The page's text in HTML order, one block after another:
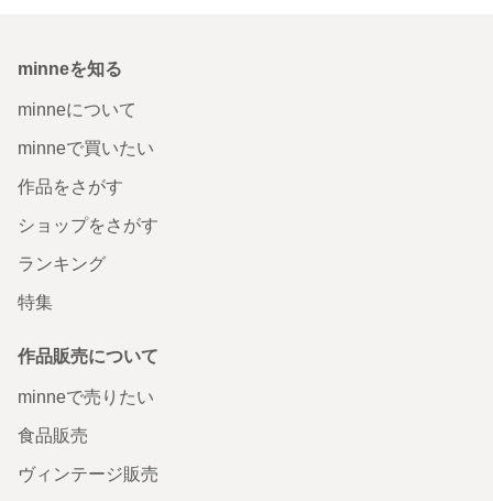
minneを知る
minneについて
minneで買いたい
作品をさがす
ショップをさがす
ランキング
特集
作品販売について
minneで売りたい
食品販売
ヴィンテージ販売